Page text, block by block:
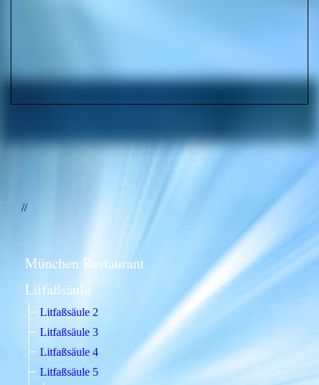
//
München Restaurant
Litfaßsäule
Litfaßsäule 2
Litfaßsäule 3
Litfaßsäule 4
Litfaßsäule 5